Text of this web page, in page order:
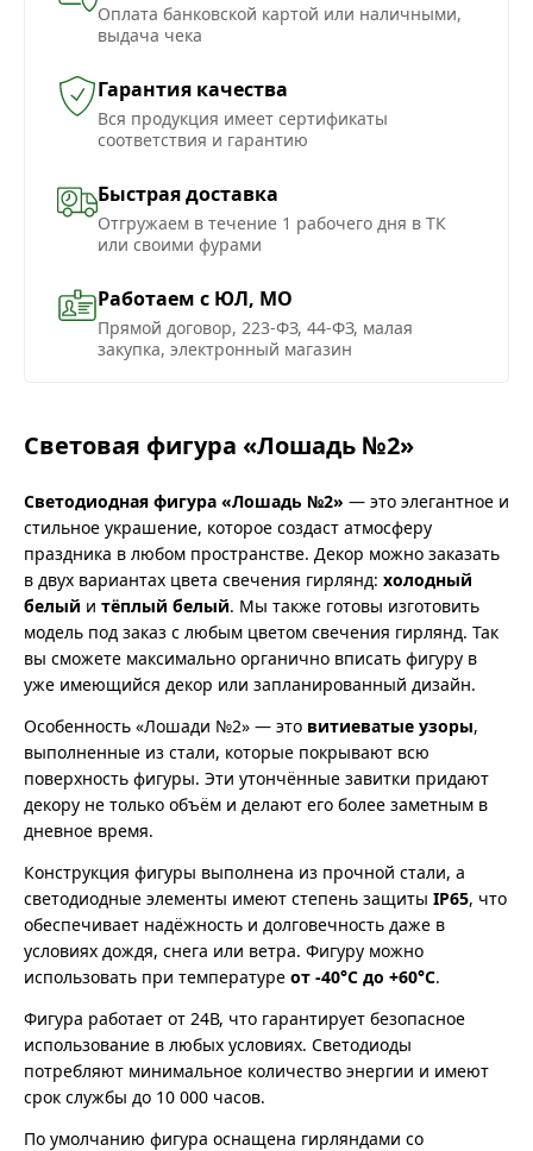
Оплата банковской картой или наличными,
выдача чека
Гарантия качества
Вся продукция имеет сертификаты
соответствия и гарантию
Быстрая доставка
Отгружаем в течение 1 рабочего дня в ТК
или своими фурами
Работаем с ЮЛ, МО
Прямой договор, 223-ФЗ, 44-ФЗ, малая
закупка, электронный магазин
Световая фигура «Лошадь №2»
Светодиодная фигура «Лошадь №2» — это элегантное и
стильное украшение, которое создаст атмосферу
праздника в любом пространстве. Декор можно заказать
в двух вариантах цвета свечения гирлянд: холодный
белый и тёплый белый. Мы также готовы изготовить
модель под заказ с любым цветом свечения гирлянд. Так
вы сможете максимально органично вписать фигуру в
уже имеющийся декор или запланированный дизайн.
Особенность «Лошади №2» — это витиеватые узоры,
выполненные из стали, которые покрывают всю
поверхность фигуры. Эти утончённые завитки придают
декору не только объём и делают его более заметным в
дневное время.
Конструкция фигуры выполнена из прочной стали, а
светодиодные элементы имеют степень защиты IP65, что
обеспечивает надёжность и долговечность даже в
условиях дождя, снега или ветра. Фигуру можно
использовать при температуре от -40°C до +60°C.
Фигура работает от 24В, что гарантирует безопасное
использование в любых условиях. Светодиоды
потребляют минимальное количество энергии и имеют
срок службы до 10 000 часов.
По умолчанию фигура оснащена гирляндами со